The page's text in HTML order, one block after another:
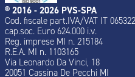
® 2016 - 2026 PVS-SPA
Cod. fiscale part.IVA/VAT IT
cap.soc. Euro 624.000 i.v.
Reg. imprese MI n. 215184
R.E.A. MI n. 1103165
Via Leonardo Da Vinci, 18
20051 Cassina De Pecchi MI